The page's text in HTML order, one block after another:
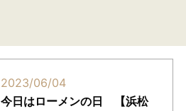
2023/06/04
今日はローメンの日 【浜松